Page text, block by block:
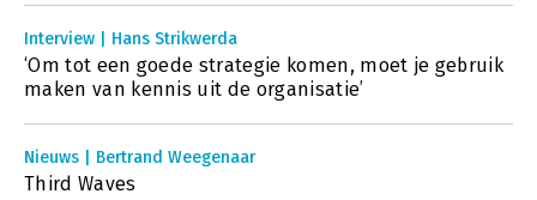
Interview | Hans Strikwerda
‘Om tot een goede strategie komen, moet je gebruik
maken van kennis uit de organisatie’
Nieuws | Bertrand Weegenaar
Third Waves